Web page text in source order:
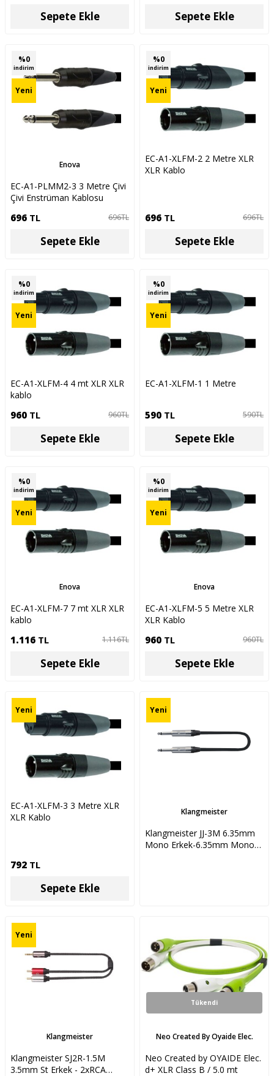
Sepete Ekle Sepete Ekle
%0
indirim
Yeni
Enova
EC-A1-PLMM2-3 3 Metre Çivi
Çivi Enstrüman Kablosu
696 TL 696TL
Sepete Ekle
%0
indirim
Yeni
EC-A1-XLFM-2 2 Metre XLR
XLR Kablo
696 TL 696TL
Sepete Ekle
%0
indirim
Yeni
EC-A1-XLFM-4 4 mt XLR XLR
kablo
960 TL 960TL
Sepete Ekle
%0
indirim
Yeni
EC-A1-XLFM-1 1 Metre
590 TL 590TL
Sepete Ekle
%0
indirim
Yeni
Enova
EC-A1-XLFM-7 7 mt XLR XLR
kablo
1.116 TL 1.116TL
Sepete Ekle
%0
indirim
Yeni
Enova
EC-A1-XLFM-5 5 Metre XLR
XLR Kablo
960 TL 960TL
Sepete Ekle
Yeni
EC-A1-XLFM-3 3 Metre XLR
XLR Kablo
792 TL
Sepete Ekle
Yeni
Klangmeister
Klangmeister JJ-3M 6.35mm
Mono Erkek-6.35mm Mono
Yeni
Klangmeister
Klangmeister SJ2R-1.5M
3.5mm St Erkek - 2xRCA
Tükendi
Neo Created By Oyaide Elec.
Neo Created by OYAIDE Elec.
d+ XLR Class B / 5.0 mt